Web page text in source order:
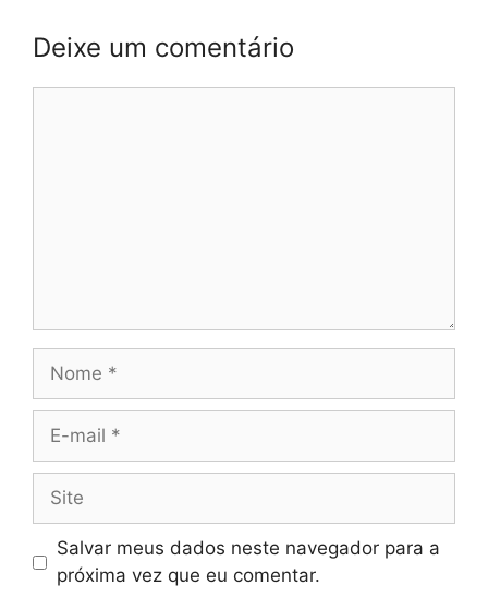
Deixe um comentário
Nome
Site
Salvar meus dados neste navegador para a
próxima vez que eu comentar.